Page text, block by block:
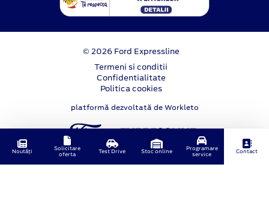
© 2026 Ford Expressline
Termeni si conditii
Confidentialitate
Politica cookies
platformă dezvoltată de Workleto
Noutăți
Solicitare
oferta
Test Drive Stoc online
Programare
service
Contact